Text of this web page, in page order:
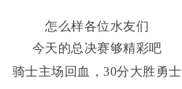
怎么样各位水友们
今天的总决赛够精彩吧
骑士主场回血，30分大胜勇士